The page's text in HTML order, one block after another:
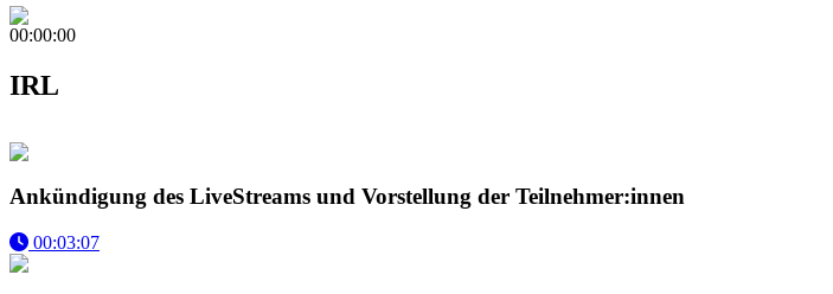
00:00:00
IRL
Ankündigung des LiveStreams und Vorstellung der Teilnehmer:innen
00:03:07